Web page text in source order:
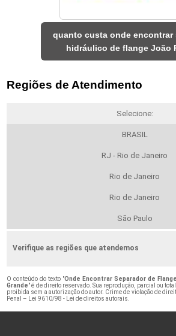
quanto custa onde encontrar
hidráulico de flange João
Regiões de Atendimento
Selecione:
BRASIL
RJ - Rio de Janeiro
Rio de Janeiro
Rio de Janeiro
São Paulo
Verifique as regiões que atendemos
O conteúdo do texto "Onde Encontrar Separador de
Grande" é de direito reservado. Sua reprodução, parcial ou
proibida sem a autorização do autor. Crime de violação de
Penal –
Lei 9610/98 - Lei de direitos autorais